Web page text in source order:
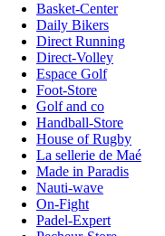
Basket-Center
Daily Bikers
Direct Running
Direct-Volley
Espace Golf
Foot-Store
Golf and co
Handball-Store
House of Rugby
La sellerie de Maé
Made in Paradis
Nauti-wave
On-Fight
Padel-Expert